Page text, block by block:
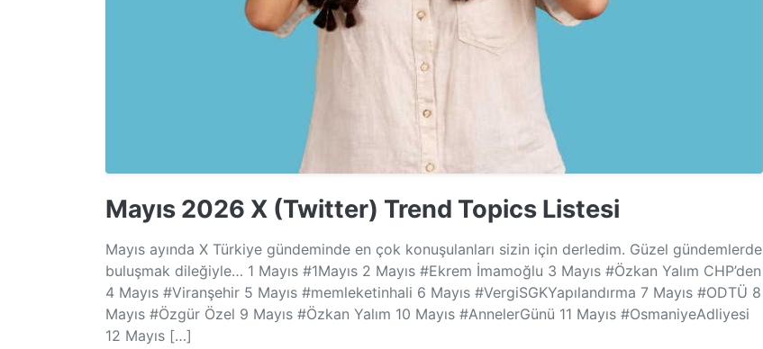
Mayıs 2026 X (Twitter) Trend Topics Listesi
Mayıs ayında X Türkiye gündeminde en çok konuşulanları sizin için derledim. Güzel gündemlerde
buluşmak dileğiyle… 1 Mayıs #1Mayıs 2 Mayıs #Ekrem İmamoğlu 3 Mayıs #Özkan Yalım CHP’den
4 Mayıs #Viranşehir 5 Mayıs #memleketinhali 6 Mayıs #VergiSGKYapılandırma 7 Mayıs #ODTÜ 8
Mayıs #Özgür Özel 9 Mayıs #Özkan Yalım 10 Mayıs #AnnelerGünü 11 Mayıs #OsmaniyeAdliyesi
12 Mayıs […]